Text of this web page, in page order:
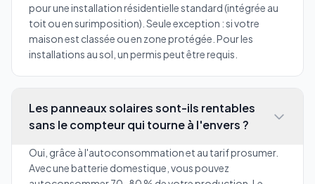
pour une installation résidentielle standard (intégrée au
toit ou en surimposition). Seule exception : si votre
maison est classée ou en zone protégée. Pour les
installations au sol, un permis peut être requis.
Les panneaux solaires sont-ils rentables
sans le compteur qui tourne à l'envers ?
Oui, grâce à l'autoconsommation et au tarif prosumer.
Avec une batterie domestique, vous pouvez